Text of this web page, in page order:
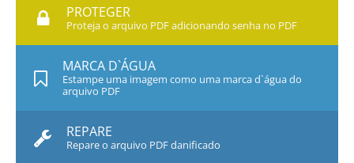
PROTEGER
Proteja o arquivo PDF adicionando senha no PDF
MARCA D`ÁGUA
Estampe uma imagem como uma marca d`água do
arquivo PDF
REPARE
Repare o arquivo PDF danificado